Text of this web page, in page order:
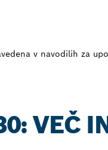
v navodilih za
VEČ